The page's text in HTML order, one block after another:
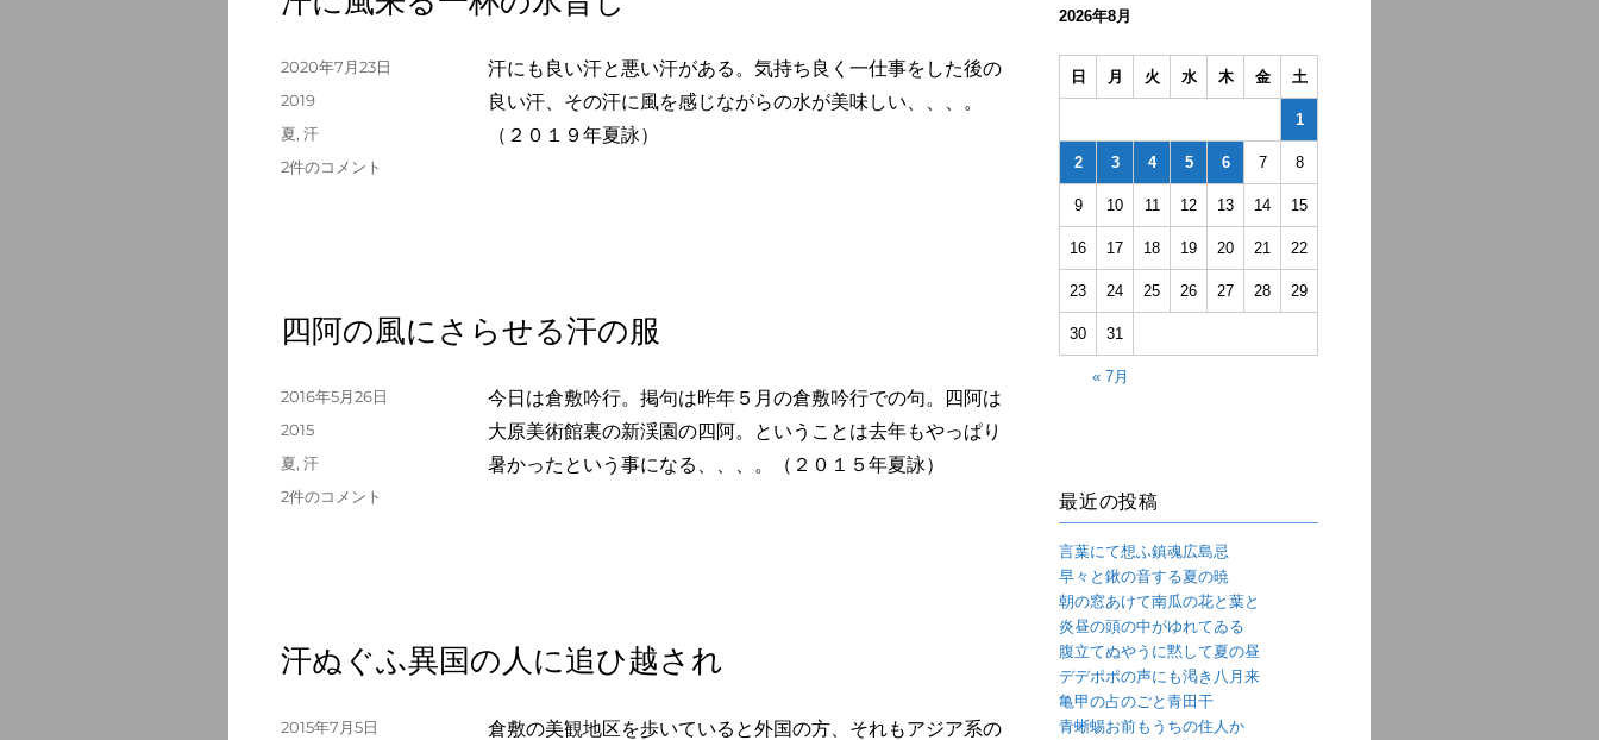
汗にも良い汗と悪い汗がある。気持ち良く一仕事をした後の
良い汗、その汗に風を感じながらの水が美味しい、、、。
（２０１９年夏詠）
投
2020年7月23日
カ
テ
リ
2019
タ
グ
夏, 汗
汗
杯
の
旨
へ
の
2件のコメント
四阿の風にさらせる汗の服
今日は倉敷吟行。掲句は昨年５月の倉敷吟行での句。四阿は
大原美術館裏の新渓園の四阿。ということは去年もやっぱり
暑かったという事になる、、、。（２０１５年夏詠）
投
稿
2016年5月26日
カ
テ
リ
2015
タ
グ
夏, 汗
四
ら
せ
汗
2件のコメント
汗ぬぐふ異国の人に追ひ越され
倉敷の美観地区を歩いていると外国の方、それもアジア系の
投
2015年7月5日
2026年8月
日 月 火 水 木 金 土
1
2 3 4 5 6 7 8
9 10 11 12 13 14 15
16 17 18 19 20 21 22
23 24 25 26 27 28 29
30 31
« 7月
最近の投稿
言葉にて想ふ鎮魂広島忌
早々と鍬の音する夏の暁
朝の窓あけて南瓜の花と葉と
炎昼の頭の中がゆれてゐる
腹立てぬやうに黙して夏の昼
デデポポの声にも渇き八月来
亀甲の占のごと青田干
青蜥蜴お前もうちの住人か